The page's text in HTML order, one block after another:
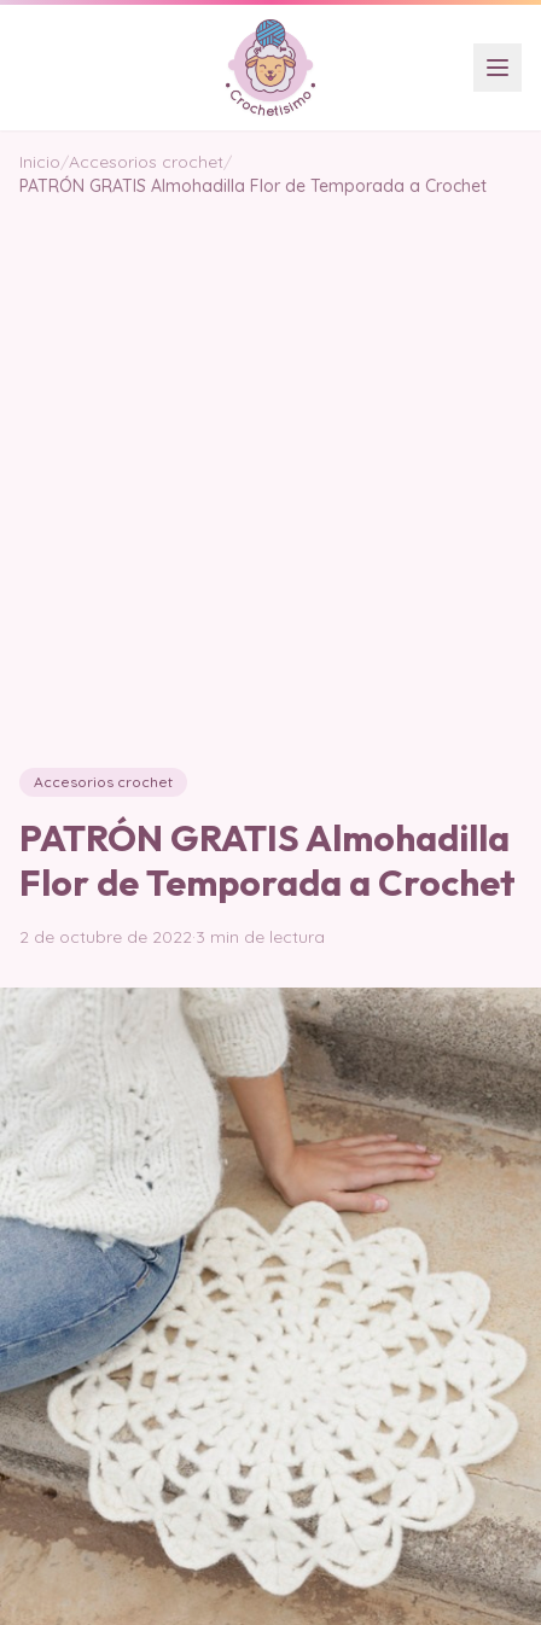
Inicio/Accesorios crochet/
PATRÓN GRATIS Almohadilla Flor de Temporada a Crochet
Accesorios crochet
PATRÓN GRATIS Almohadilla
Flor de Temporada a Crochet
2 de octubre de 2022·3 min de lectura